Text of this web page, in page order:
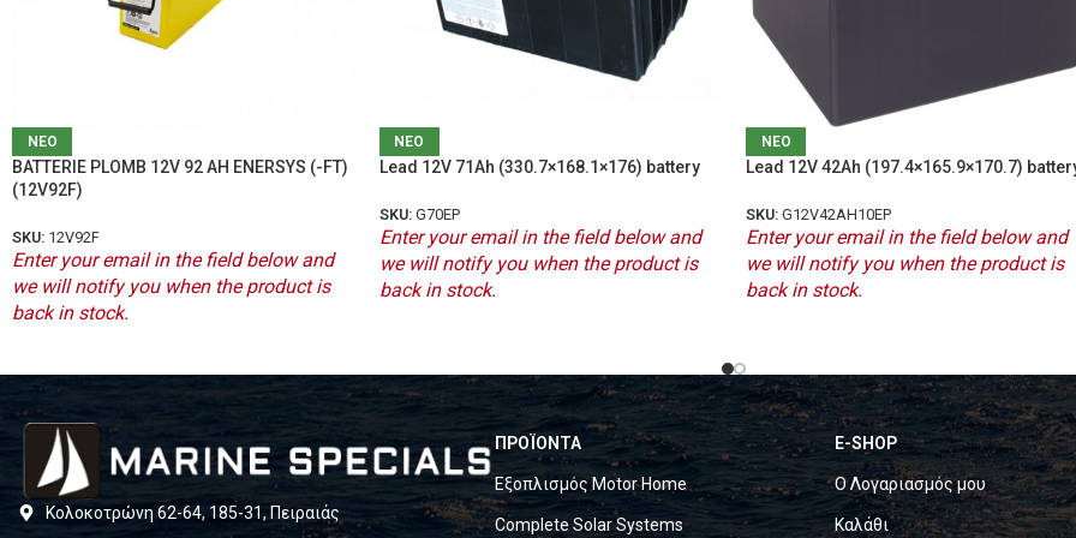
ΝΕΟ
BATTERIE PLOMB 12V 92 AH ENERSYS (-FT)
(12V92F)
SKU: 12V92F
Enter your email in the field below and
we will notify you when the product is
back in stock.
ΝΕΟ
Lead 12V 71Ah (330.7×168.1×176) battery
SKU: G70EP
Enter your email in the field below and
we will notify you when the product is
back in stock.
ΝΕΟ
Lead 12V 42Ah (197.4×165.9×170.7)
SKU: G12V42AH10EP
Enter your email in the field below and
we will notify you when the product is
back in stock.
Κολοκοτρώνη 62-64, 185-31, Πειραιάς
ΠΡΟΪΟΝΤΑ
Εξοπλισμός Motor Home
Complete Solar Systems
E-SHOP
Ο Λογαριασμός μου
Καλάθι